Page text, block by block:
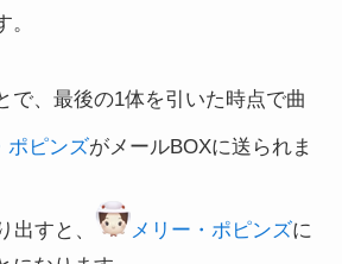
で、最後の1体を引いた時点で曲
ポピンズがメールBOXに送られま
出すと、 メリー・ポピンズに